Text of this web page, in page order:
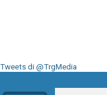
Tweets di @TrgMedia